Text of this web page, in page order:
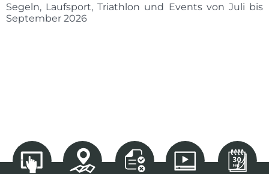
Segeln, Laufsport, Triathlon und Events von Juli bis
September 2026